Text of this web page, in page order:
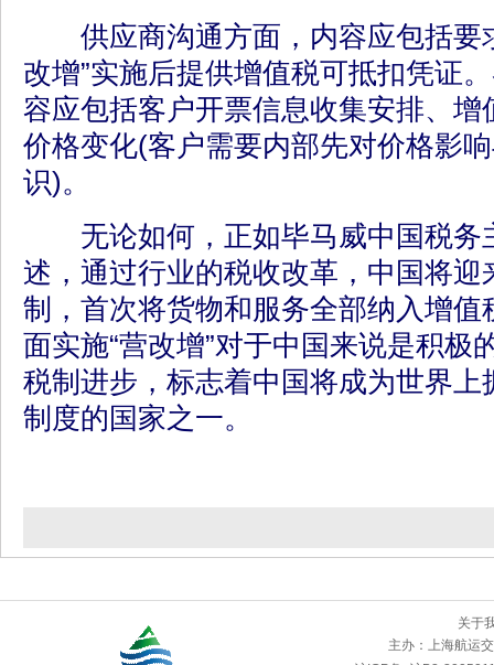
供应商沟通方面，内容应包括要
改增”实施后提供增值税可抵扣凭证
容应包括客户开票信息收集安排、增
价格变化(客户需要内部先对价格影
识)。
无论如何，正如毕马威中国税务
述，通过行业的税收改革，中国将迎
制，首次将货物和服务全部纳入增值
面实施“营改增”对于中国来说是积极
税制进步，标志着中国将成为世界上
制度的国家之一。
关于
主办： 上海航运